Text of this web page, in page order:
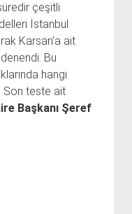
çeşitli
İstanbul
Karsan’a ait
Bu
hangi
Son teste ait
Başkanı Şeref